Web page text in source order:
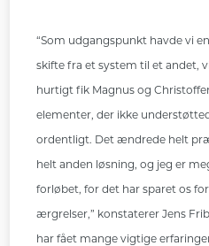
“Som udgangspunkt havde vi
skifte fra et system til et andet,
hurtigt fik Magnus og
elementer, der ikke
ordentligt. Det ændrede helt
helt anden løsning, og jeg er
forløbet, for det har sparet os
ærgrelser,” konstaterer Jens
har fået mange vigtige